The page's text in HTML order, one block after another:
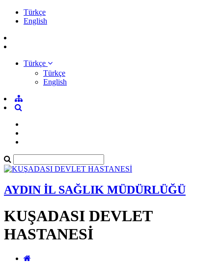
Türkçe
English
Türkçe
Türkçe
English
AYDIN İL SAĞLIK MÜDÜRLÜĞÜ
KUŞADASI DEVLET
HASTANESİ